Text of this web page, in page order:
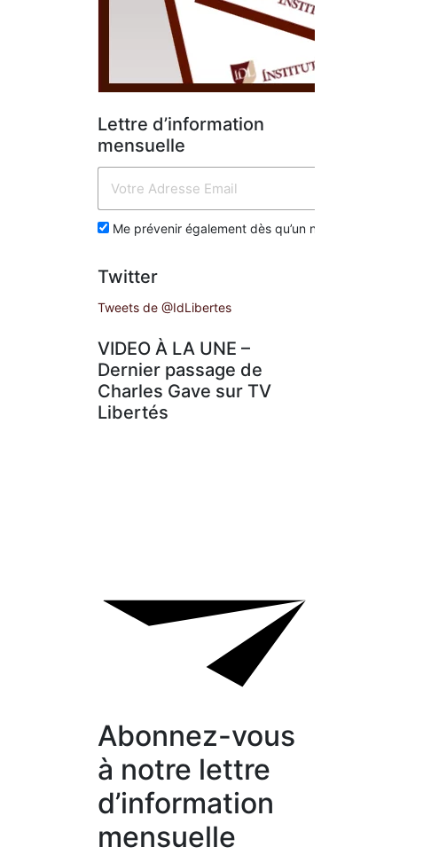
Lettre d’information
mensuelle
Me prévenir également dès qu’un nouvel article est
Twitter
Tweets de @IdLibertes
VIDEO À LA UNE –
Dernier passage de
Charles Gave sur TV
Libertés
Abonnez-vous
à notre lettre
d’information
mensuelle